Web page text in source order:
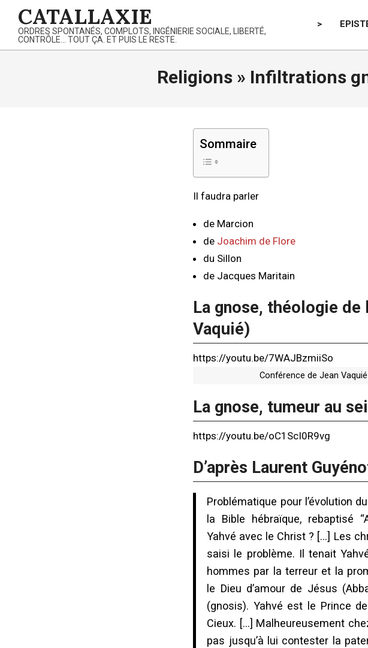
content
CATALLAXIE
ORDRES SPONTANÉS, COMPLOTS, INGÉNIERIE SOCIALE, LIBERTÉ,
CONTRÔLE… TOUT ÇA. ET PUIS LE RESTE.
>
Religions » Infiltrations
Sommaire
Il faudra parler
de Marcion
de Joachim de Flore
du Sillon
de Jacques Maritain
La gnose, théologie
Vaquié)
https://youtu.be/7WAJBzmiiSo
Conférence de Jean
La gnose, tumeur au
https://youtu.be/oC1ScI0R9vg
D’après Laurent
Problématique pour l’évolution
la Bible hébraïque, rebaptisé
Yahvé avec le Christ ? […] Les
saisi le problème. Il tenait
hommes par la terreur et la
le Dieu d’amour de Jésus
(gnosis). Yahvé est le Prince
Cieux. […] Malheureusement
pas jusqu’à lui contester la